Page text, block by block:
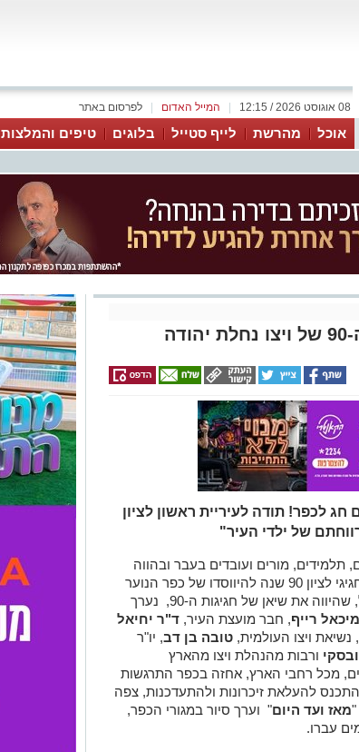
לפרסום באתר המייל האדום 08 אוגוסט 2026 / 12:15
אוכל מהרשת לייף סטייל בלוגים טיפים והמלצות
לכפר! תודה לעיריית ראשון לציון
של ילדי העיר"
תלמידים, מורים ועובדים בעבר ובהווה
השתתפו בערב שבועות בכנס בוגרים חגיגי לציון 90 שנה להיווסדו של כפר הנוער
ויצו נחלת יהודה. כנס המחזורים הגדול, שהיווה את שיאן של חגיגות ה-90, נערך
רייף, חבר מועצת העיר, ד"ר יחיאל
ויצו העולמית, טובה בן דב, יו"ר
ורבות מהנהלת ויצו מהארץ
מכל רחבי הארץ, אחזה בכפר התרגשות
להעלאת זיכרונות ולהתעדכנות, צפה
"מאז ועד היום" וערך סיור במגורי הכפר,
עברו.